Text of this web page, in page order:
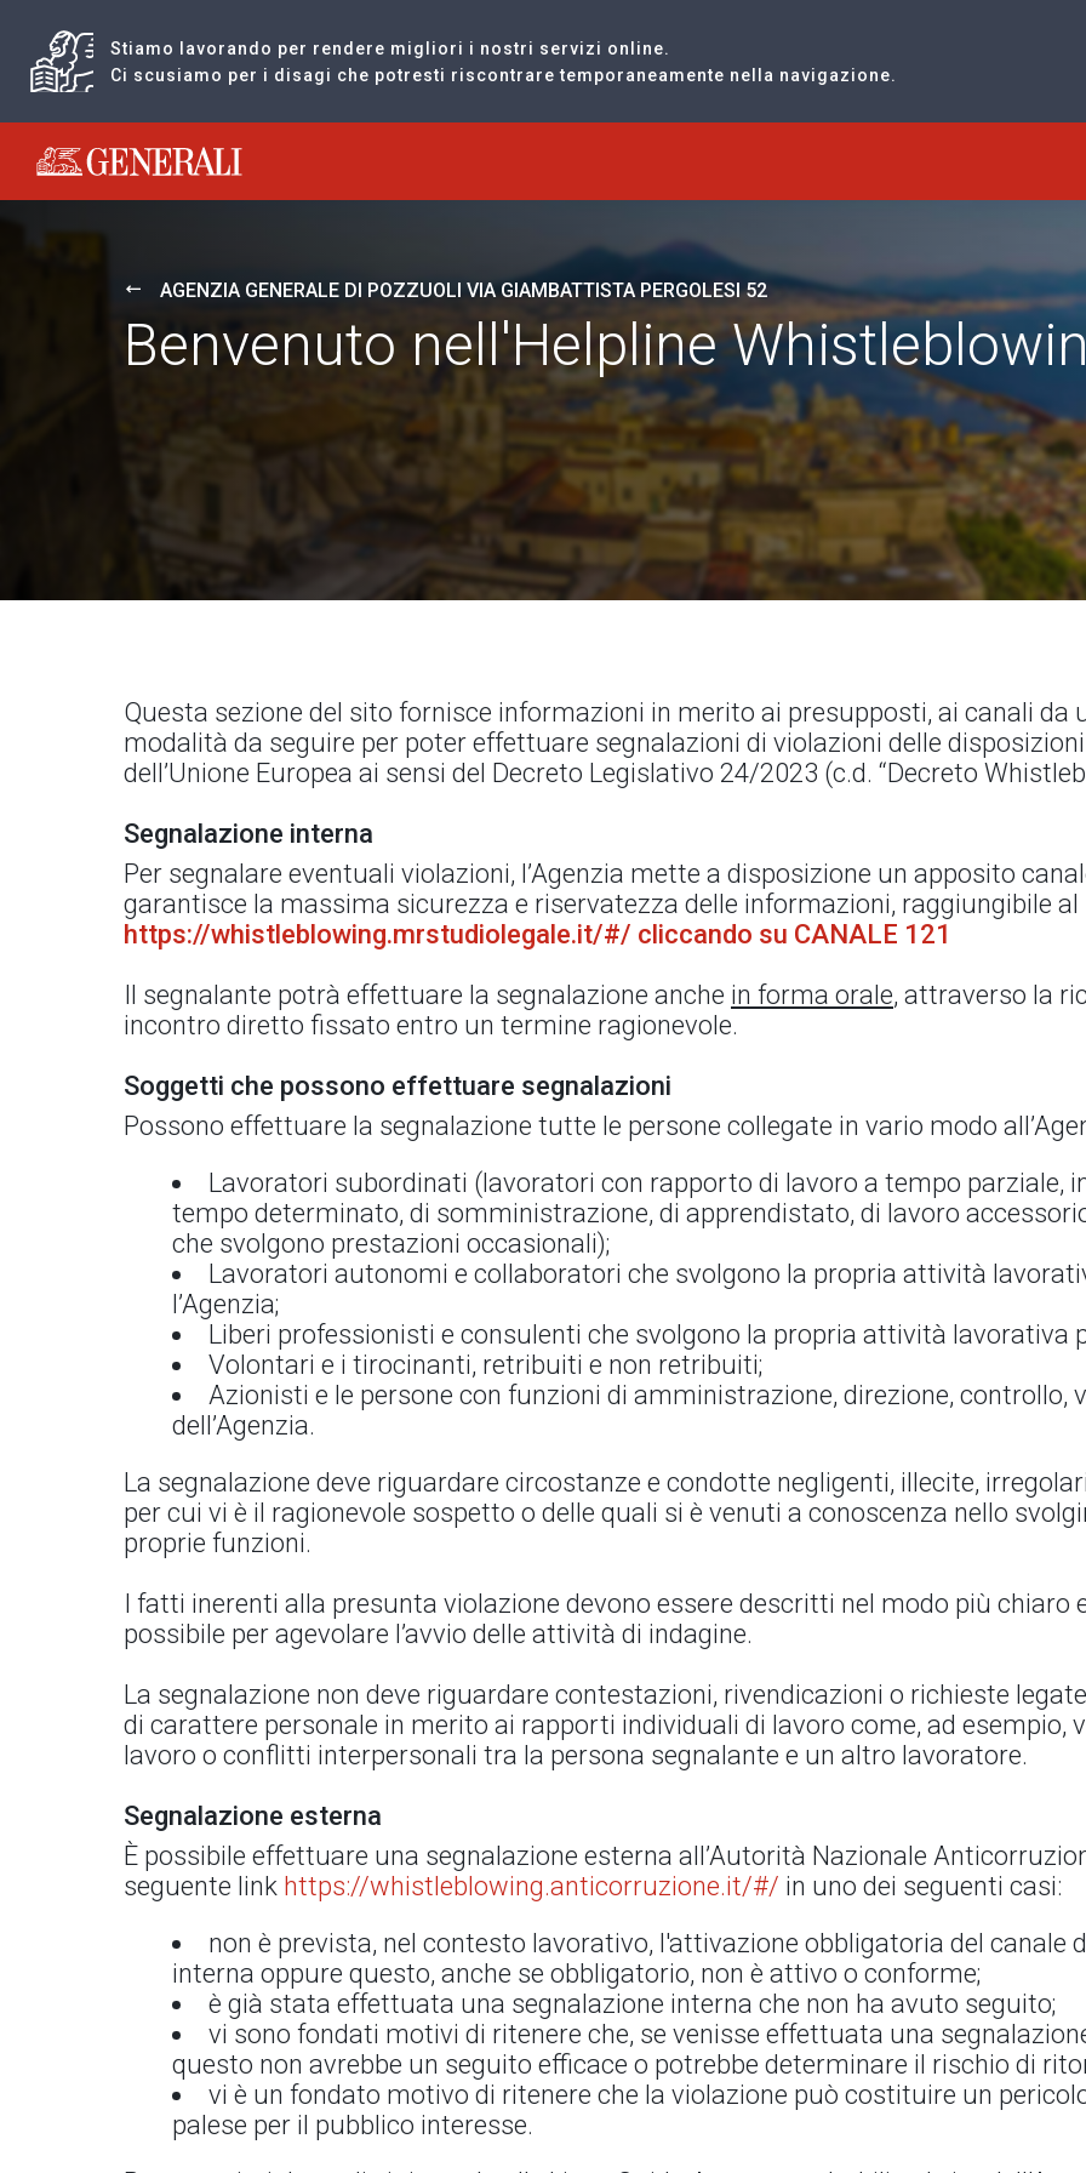
Stiamo lavorando per rendere migliori i nostri servizi online.
Ci scusiamo per i disagi che potresti riscontrare temporaneamente nella navigazione.
Generali logo
AGENZIA GENERALE DI POZZUOLI VIA GIAMBATTISTA PERGOLESI 52
Benvenuto nell'Helpline
Questa sezione del sito fornisce informazioni in merito ai presupposti, ai canali da
modalità da seguire per poter effettuare segnalazioni di violazioni delle
dell’Unione Europea ai sensi del Decreto Legislativo 24/2023 (c.d. “Decreto
Segnalazione interna
Per segnalare eventuali violazioni, l’Agenzia mette a disposizione un apposito
garantisce la massima sicurezza e riservatezza delle informazioni, raggiungibile al
https://whistleblowing.mrstudiolegale.it/#/ cliccando su CANALE 121
Il segnalante potrà effettuare la segnalazione anche in forma orale, attraverso la
incontro diretto fissato entro un termine ragionevole.
Soggetti che possono effettuare segnalazioni
Possono effettuare la segnalazione tutte le persone collegate in vario modo
Lavoratori subordinati (lavoratori con rapporto di lavoro a tempo parziale,
tempo determinato, di somministrazione, di apprendistato, di lavoro
che svolgono prestazioni occasionali);
Lavoratori autonomi e collaboratori che svolgono la propria attività
l’Agenzia;
Liberi professionisti e consulenti che svolgono la propria attività lavorativa
Volontari e i tirocinanti, retribuiti e non retribuiti;
Azionisti e le persone con funzioni di amministrazione, direzione, controllo,
dell’Agenzia.
La segnalazione deve riguardare circostanze e condotte negligenti, illecite,
per cui vi è il ragionevole sospetto o delle quali si è venuti a conoscenza nello
proprie funzioni.
I fatti inerenti alla presunta violazione devono essere descritti nel modo più chiaro
possibile per agevolare l’avvio delle attività di indagine.
La segnalazione non deve riguardare contestazioni, rivendicazioni o richieste
di carattere personale in merito ai rapporti individuali di lavoro come, ad esempio,
lavoro o conflitti interpersonali tra la persona segnalante e un altro lavoratore.
Segnalazione esterna
È possibile effettuare una segnalazione esterna all’Autorità Nazionale
seguente link https://whistleblowing.anticorruzione.it/#/ in uno dei seguenti casi:
non è prevista, nel contesto lavorativo, l'attivazione obbligatoria del canale
interna oppure questo, anche se obbligatorio, non è attivo o conforme;
è già stata effettuata una segnalazione interna che non ha avuto seguito;
vi sono fondati motivi di ritenere che, se venisse effettuata una
questo non avrebbe un seguito efficace o potrebbe determinare il rischio di
vi è un fondato motivo di ritenere che la violazione può costituire un
palese per il pubblico interesse.